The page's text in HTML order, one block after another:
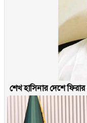
শেখ হাসিনার দেশে